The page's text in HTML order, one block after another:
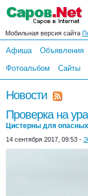
Мобильная версия сайта
Афиша Объявления
Фотоальбом
Сайты
Новости
Проверка на
Цистерны для
14 сентября 2017, 09:53 -